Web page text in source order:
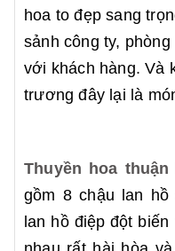
hoa to đẹp sang
sảnh công ty,
với khách hàng. Và
trương đây lại là
Thuyền hoa
gồm 8 chậu lan
lan hồ điệp đột